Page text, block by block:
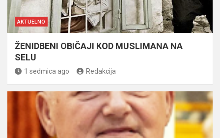
AKTUELNO
ŽENIDBENI OBIČAJI KOD MUSLIMANA NA
SELU
1 sedmica ago Redakcija